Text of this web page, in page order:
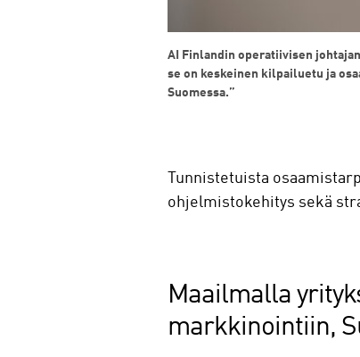
AI Finlandin operatiivisen
se on keskeinen kilpailuetu ja
Suomessa.”
Tunnistetuista
ohjelmistokehitys sekä
Maailmalla
markkinointiin,